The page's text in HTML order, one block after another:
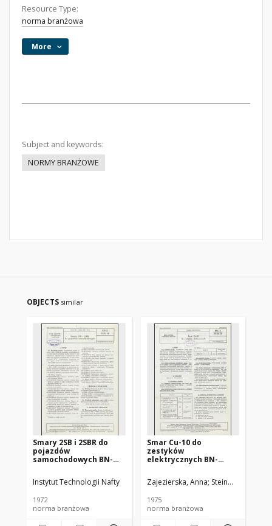
Resource Type:
norma branżowa
More
Subject and keywords:
NORMY BRANŻOWE
OBJECTS similar
Smary 2SB i 2SBR do
pojazdów
samochodowych BN-
Instytut Technologii Nafty
1972
norma branżowa
Smar Cu-10 do
zestyków
elektrycznych BN-
Zajezierska, Anna Steinmec,
1975
norma branżowa